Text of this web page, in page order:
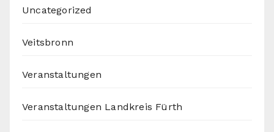
Uncategorized
Veitsbronn
Veranstaltungen
Veranstaltungen Landkreis Fürth